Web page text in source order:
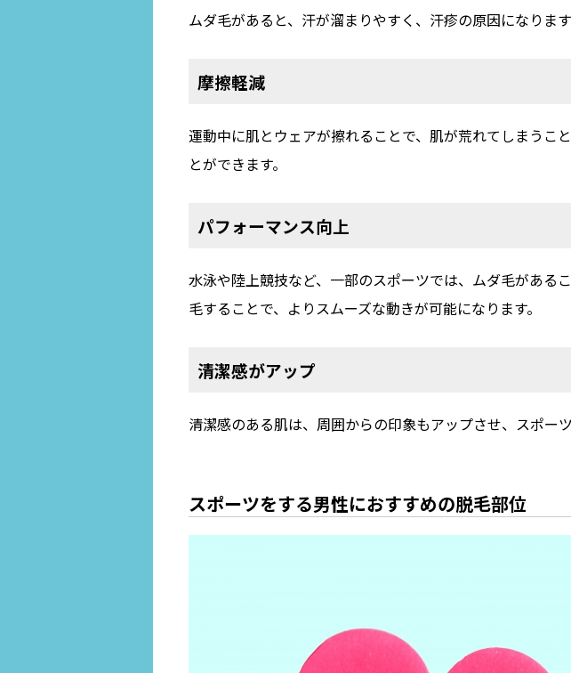
ムダ毛があると、汗が溜まりやすく、汗疹の原因になりま
摩擦軽減
運動中に肌とウェアが擦れることで、肌が荒れてしまうこ
とができます。
パフォーマンス向上
水泳や陸上競技など、一部のスポーツでは、ムダ毛がある
毛することで、よりスムーズな動きが可能になります。
清潔感がアップ
清潔感のある肌は、周囲からの印象もアップさせ、スポー
スポーツをする男性におすすめの脱毛部位